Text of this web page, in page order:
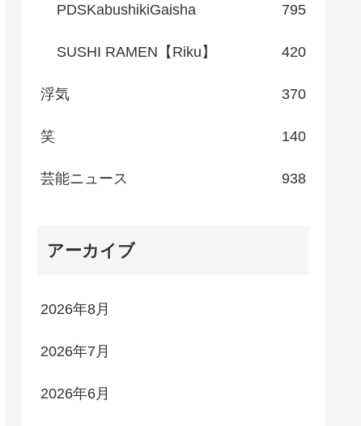
PDSKabushikiGaisha 795
SUSHI RAMEN【Riku】 420
浮気 370
笑 140
芸能ニュース 938
アーカイブ
2026年8月
2026年7月
2026年6月